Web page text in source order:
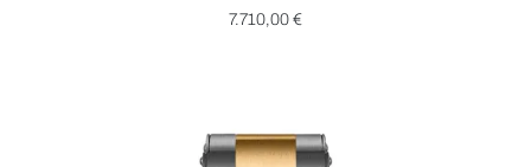
7.710,00 €